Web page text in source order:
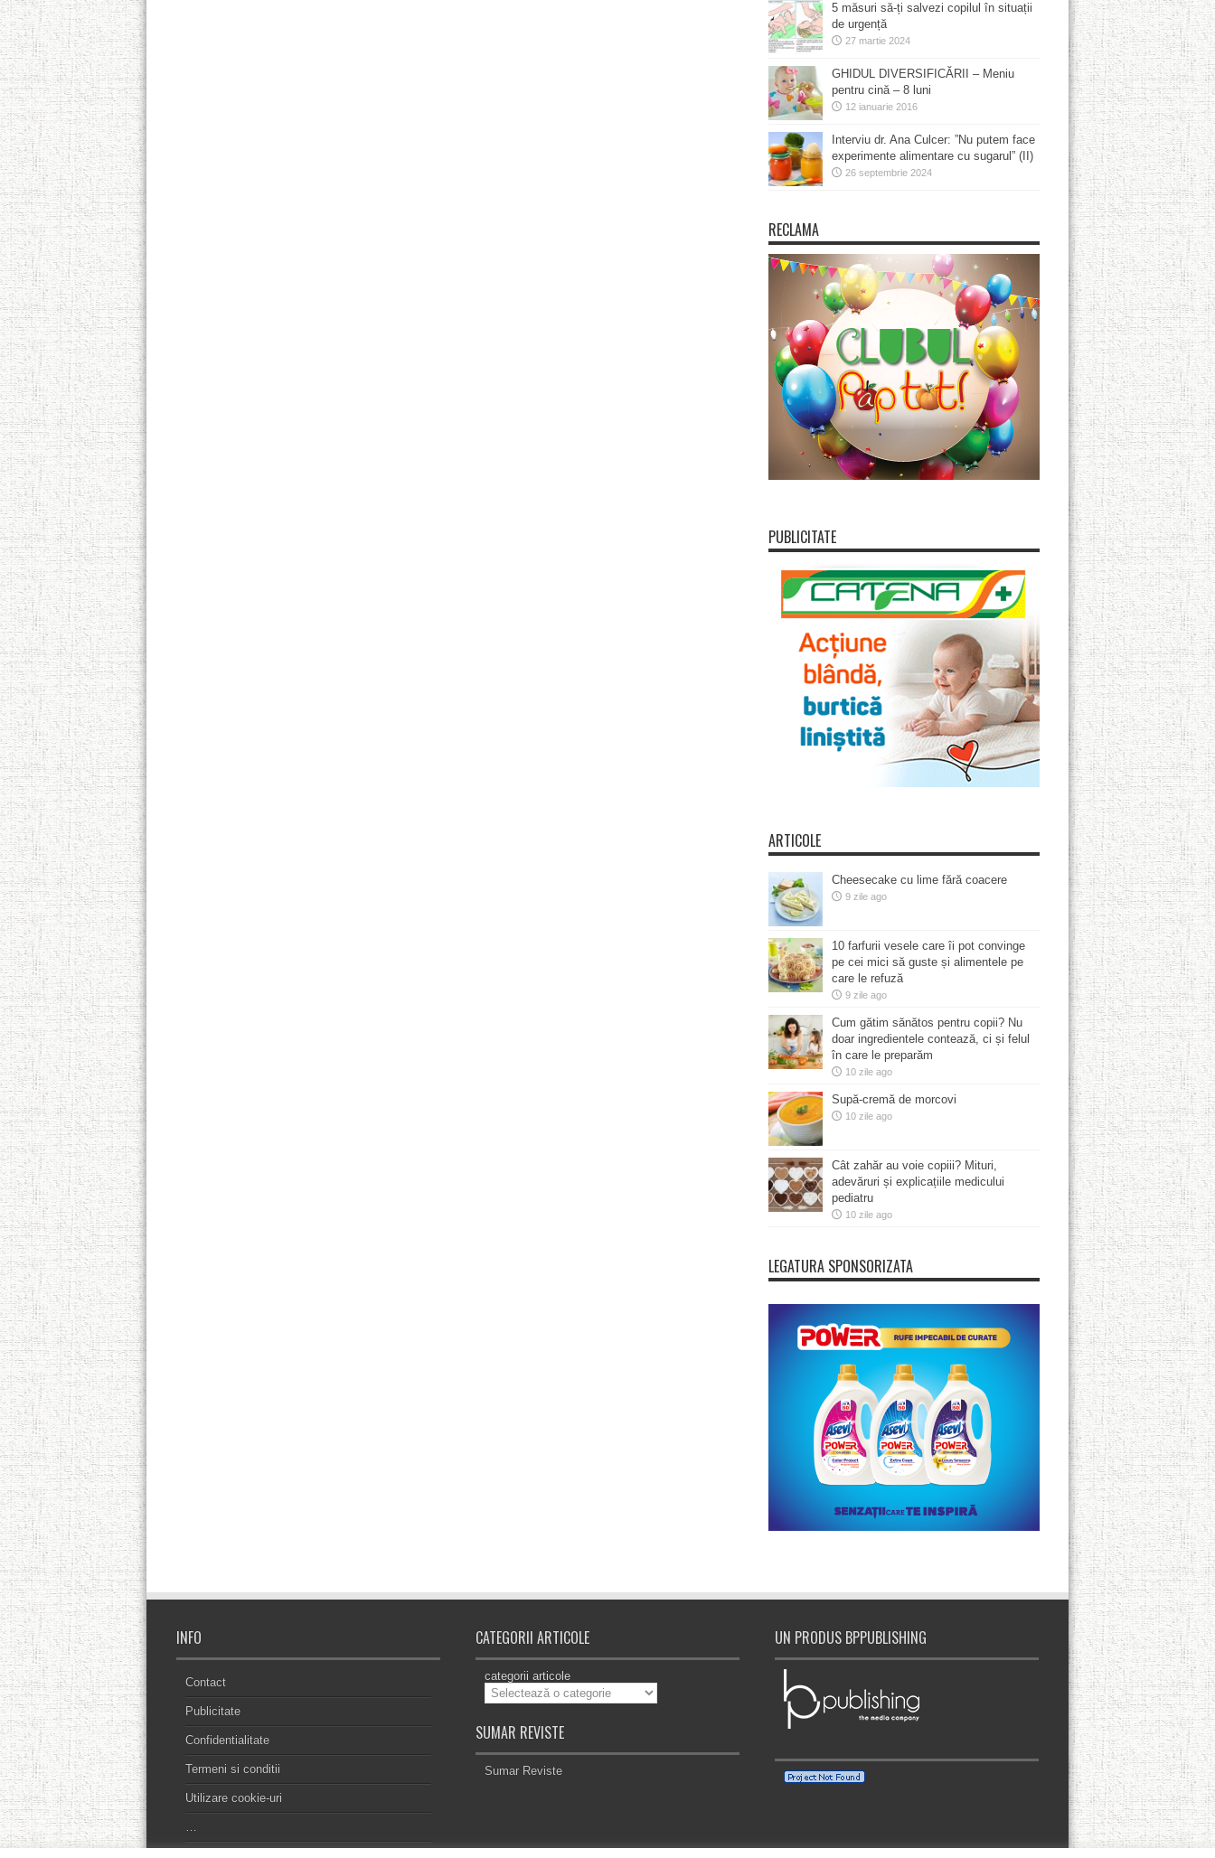
5 măsuri să-ți salvezi copilul în situații
de urgență
27 martie 2024
GHIDUL DIVERSIFICĂRII – Meniu
pentru cină – 8 luni
12 ianuarie 2016
Interviu dr. Ana Culcer: ”Nu putem face
experimente alimentare cu sugarul” (II)
26 septembrie 2024
RECLAMA
PUBLICITATE
ARTICOLE
Cheesecake cu lime fără coacere
9 zile ago
10 farfurii vesele care îi pot convinge
pe cei mici să guste și alimentele pe
care le refuză
9 zile ago
Cum gătim sănătos pentru copii? Nu
doar ingredientele contează, ci și felul
în care le preparăm
10 zile ago
Supă-cremă de morcovi
10 zile ago
Cât zahăr au voie copiii? Mituri,
adevăruri și explicațiile medicului
pediatru
10 zile ago
LEGATURA SPONSORIZATA
INFO
Contact
Publicitate
Confidentialitate
Termeni si conditii
Utilizare cookie-uri
…
CATEGORII ARTICOLE
categorii articole
SUMAR REVISTE
Sumar Reviste
UN PRODUS BPPUBLISHING